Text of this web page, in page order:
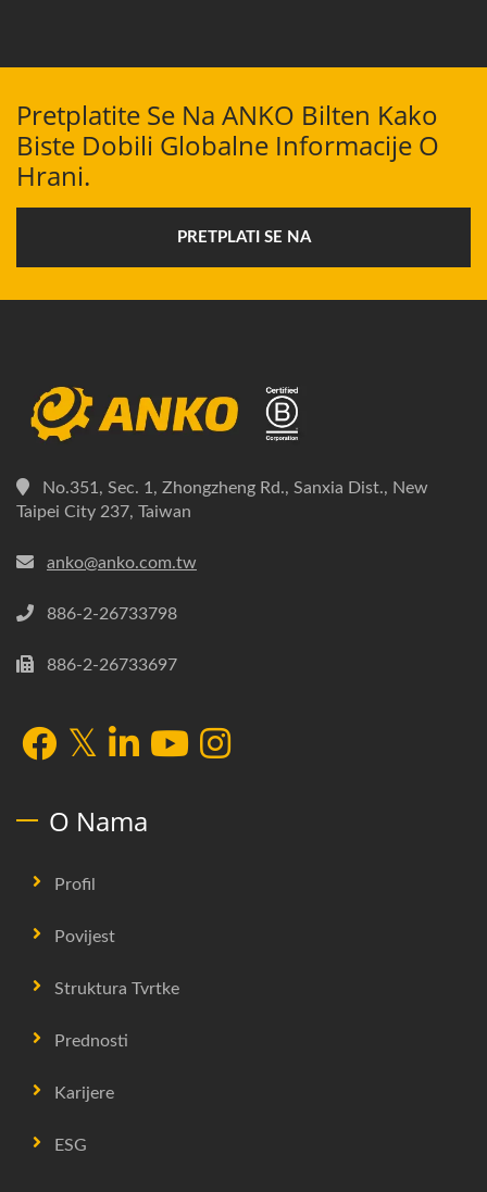
Pretplatite Se Na ANKO Bilten Kako
Biste Dobili Globalne Informacije O
Hrani.
PRETPLATI SE NA
No.351, Sec. 1, Zhongzheng Rd., Sanxia Dist., New
Taipei City 237, Taiwan
anko@anko.com.tw
886-2-26733798
886-2-26733697
O Nama
Profil
Povijest
Struktura Tvrtke
Prednosti
Karijere
ESG